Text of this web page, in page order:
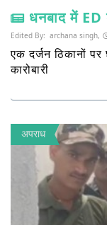
धनबाद में ED
Edited By: archana singh,
एक दर्जन ठिकानों
कारोबारी
अपराध